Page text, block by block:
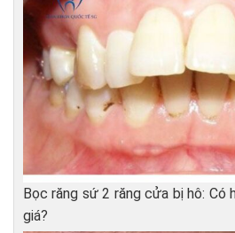
Bọc răng sứ 2 răng cửa bị hô: Có
giá?